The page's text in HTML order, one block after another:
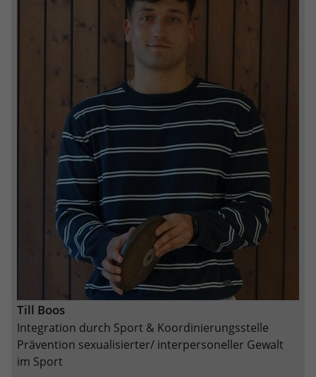
Till Boos
Integration durch Sport & Koordinierungsstelle
Prävention sexualisierter/ interpersoneller Gewalt
im Sport
eines Analyseberichts darüber, wie es
der Website geht. Die erhobenen Daten
umfassen die Anzahl der Besucher, die
Quelle, aus der sie stammen, und die
Seiten in anonymisierter Form.
_dc_gtm_UA-101278931-2
Anbieter
1 Minute
Zweck
Dieser Cookie identifiziert die Besucher
nach Alter, Geschlecht oder Interessen
und nutzt dazu den DoubleClick des
Google Tag Manager, um die gezielte
Anzeigenplatzierung zu vereinfachen.
Name
Anbieter Google LLC
Laufzeit